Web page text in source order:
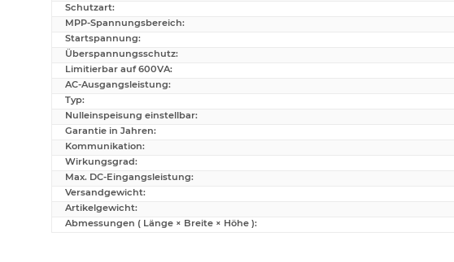
Schutzart:
MPP-Spannungsbereich:
Startspannung:
Überspannungsschutz:
Limitierbar auf 600VA:
AC-Ausgangsleistung:
Typ:
Nulleinspeisung einstellbar:
Garantie in Jahren:
Kommunikation:
Wirkungsgrad:
Max. DC-Eingangsleistung:
Versandgewicht:
Artikelgewicht:
Abmessungen ( Länge × Breite × Höhe ):